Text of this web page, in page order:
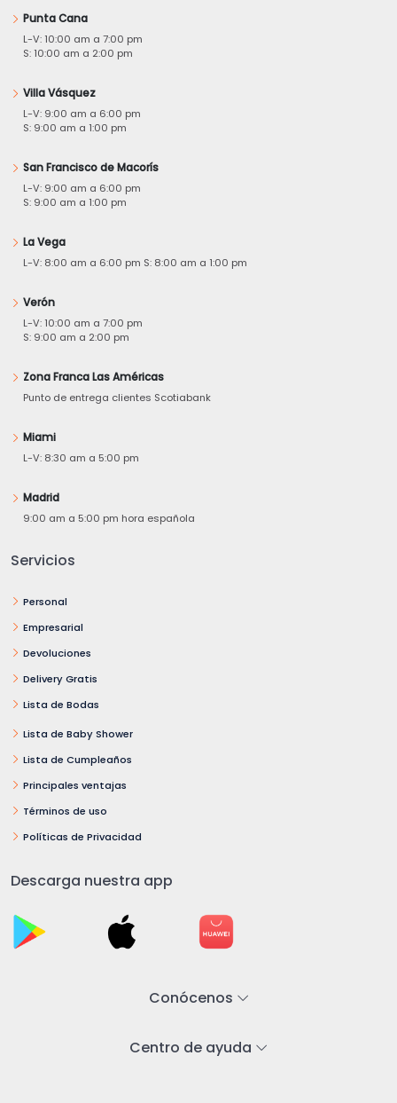
Punta Cana
L-V: 10:00 am a 7:00 pm
S: 10:00 am a 2:00 pm
Villa Vásquez
L-V: 9:00 am a 6:00 pm
S: 9:00 am a 1:00 pm
San Francisco de Macorís
L-V: 9:00 am a 6:00 pm
S: 9:00 am a 1:00 pm
La Vega
L-V: 8:00 am a 6:00 pm S: 8:00 am a 1:00 pm
Verón
L-V: 10:00 am a 7:00 pm
S: 9:00 am a 2:00 pm
Zona Franca Las Américas
Punto de entrega clientes Scotiabank
Miami
L-V: 8:30 am a 5:00 pm
Madrid
9:00 am a 5:00 pm hora española
Servicios
Personal
Empresarial
Devoluciones
Delivery Gratis
Lista de Bodas
Lista de Baby Shower
Lista de Cumpleaños
Principales ventajas
Términos de uso
Políticas de Privacidad
Descarga nuestra app
Conócenos
Centro de ayuda